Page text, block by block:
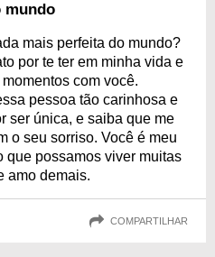
mundo
mais perfeita do mundo?
por te ter em minha vida e
com você.
pessoa tão carinhosa e
ser única, e saiba que me
o seu sorriso. Você é meu
que possamos viver muitas
amo demais.
COMPARTILHAR